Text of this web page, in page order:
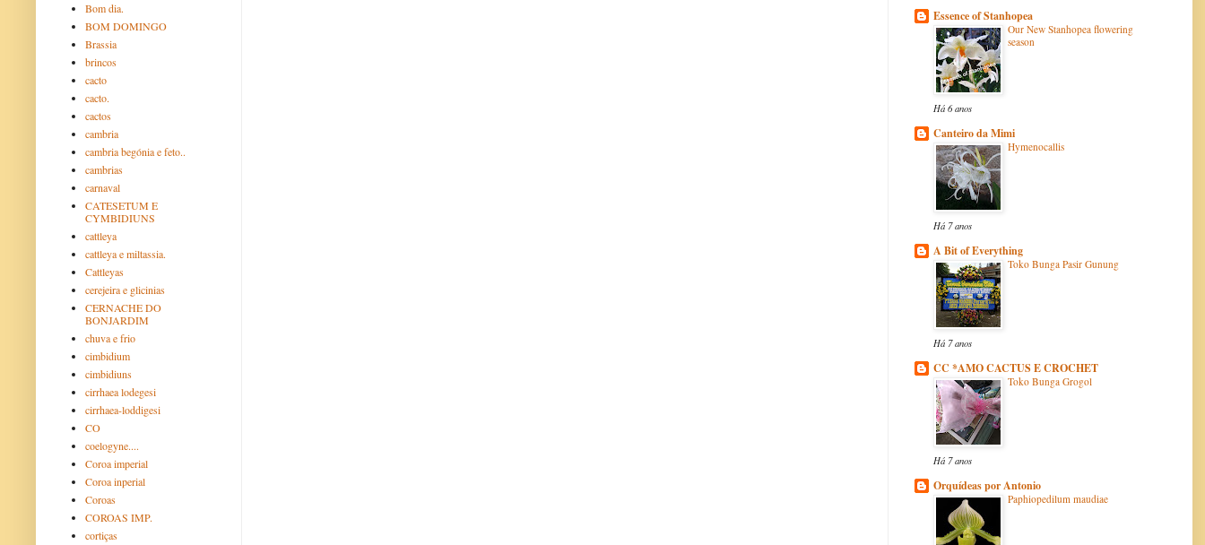
Bom dia.
BOM DOMINGO
Brassia
brincos
cacto
cacto.
cactos
cambria
cambria begónia e feto..
cambrias
carnaval
CATESETUM E
CYMBIDIUNS
cattleya
cattleya e miltassia.
Cattleyas
cerejeira e glicinias
CERNACHE DO
BONJARDIM
chuva e frio
cimbidium
cimbidiuns
cirrhaea lodegesi
cirrhaea-loddigesi
CO
coelogyne....
Coroa imperial
Coroa inperial
Coroas
COROAS IMP.
cortiças
Essence of Stanhopea
Our New Stanhopea flowering
season
Há 6 anos
Canteiro da Mimi
Hymenocallis
Há 7 anos
A Bit of Everything
Toko Bunga Pasir Gunung
Há 7 anos
CC *AMO CACTUS E CROCHET
Toko Bunga Grogol
Há 7 anos
Orquídeas por Antonio
Paphiopedilum maudiae